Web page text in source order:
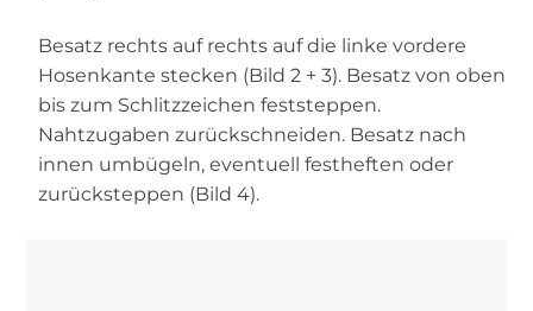
Besatz rechts auf rechts auf die linke vordere
Hosenkante stecken (Bild 2 + 3). Besatz von oben
bis zum Schlitzzeichen feststeppen.
Nahtzugaben zurückschneiden. Besatz nach
innen umbügeln, eventuell festheften oder
zurücksteppen (Bild 4).